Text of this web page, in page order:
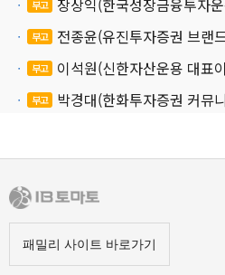
부고 장상익(한국성장금융투자
부고 전종윤(유진투자증권 브랜
부고 이석원(신한자산운용 대표
부고 박경대(한화투자증권 커뮤